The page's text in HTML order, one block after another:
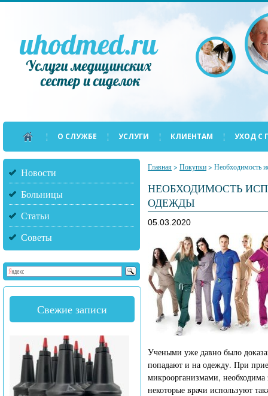
О СЛУЖБЕ УСЛУГИ КЛИЕНТАМ УХОД С
Новости
Больницы
Статьи
Советы
Свежие записи
Главная> Покупки> Необходимость
НЕОБХОДИМОСТЬ
ОДЕЖДЫ
05.03.2020
Учеными уже давно было
попадают и на одежду. При
микроорганизмами, необходима
некоторые врачи используют